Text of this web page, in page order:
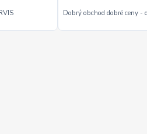
Dobrý obchod dobré ceny -